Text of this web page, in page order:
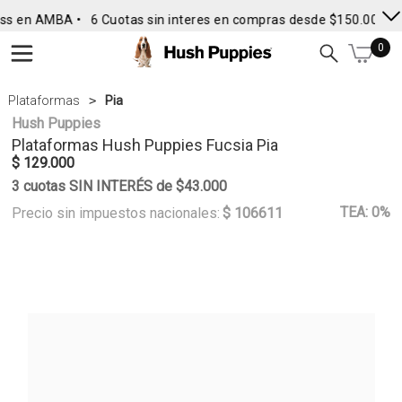
en AMBA • 6 Cuotas sin interes en compras desde $150.000 •
0
Plataformas Pia
Hush Puppies
Plataformas Hush Puppies Fucsia Pia
$ 129.000
3 cuotas SIN INTERÉS de $43.000
Precio sin impuestos nacionales: $ 106611 TEA: 0%